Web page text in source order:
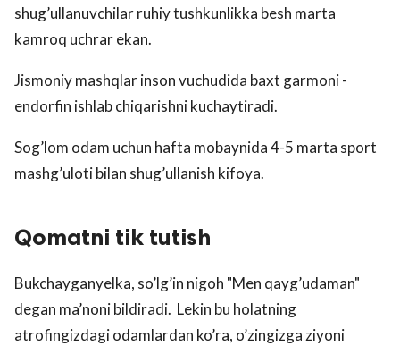
shug’ullanuvchilar ruhiy tushkunlikka besh marta
kamroq uchrar ekan.
Jismoniy mashqlar inson vuchudida baxt garmoni -
endorfin ishlab chiqarishni kuchaytiradi.
Sog’lom odam uchun hafta mobaynida 4-5 marta sport
mashg’uloti bilan shug’ullanish kifoya.
Qomatni tik tutish
Bukchayganyelka, so’lg’in nigoh "Men qayg’udaman"
degan ma’noni bildiradi. Lekin bu holatning
atrofingizdagi odamlardan ko’ra, o’zingizga ziyoni